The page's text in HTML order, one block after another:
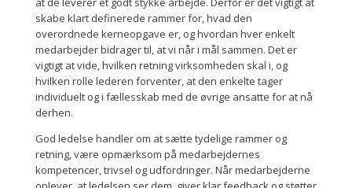
skabe klart definerede rammer for, hvad den
overordnede kerneopgave er, og hvordan hver enkelt
medarbejder bidrager til, at vi når i mål sammen. Det er
vigtigt at vide, hvilken retning virksomheden skal i, og
hvilken rolle lederen forventer, at den enkelte tager
individuelt og i fællesskab med de øvrige ansatte for at nå
derhen.
God ledelse handler om at sætte tydelige rammer og
retning, være opmærksom på medarbejdernes
kompetencer, trivsel og udfordringer. Når medarbejderne